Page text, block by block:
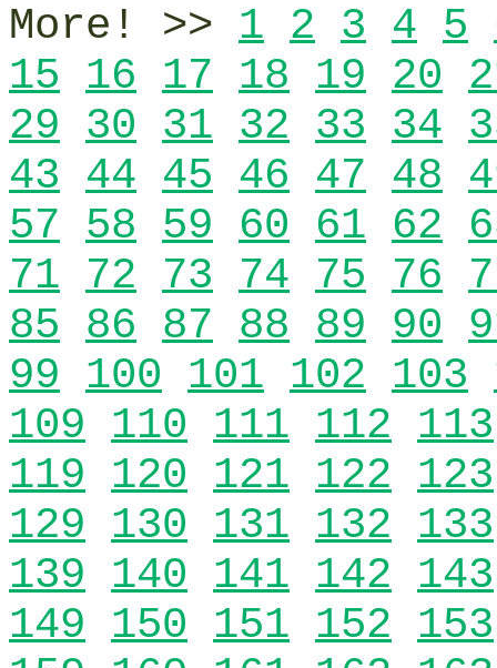
More! >> 1 2 3 4 5
15 16 17 18 19 20
29 30 31 32 33 34
43 44 45 46 47 48
57 58 59 60 61 62
71 72 73 74 75 76
85 86 87 88 89 90
99 100 101 102 103
109 110 111 112 113
119 120 121 122 123
129 130 131 132 133
139 140 141 142 143
149 150 151 152 153